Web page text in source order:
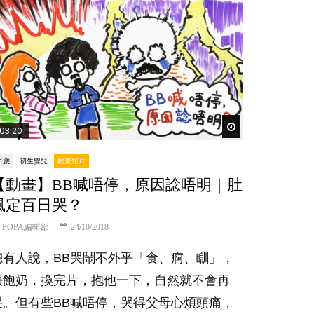
03:20
歲 初生嬰兒 動畫短片
動畫】BB喊唔停，原因諗唔明｜肚
定百日哭？
POPA編輯部 24/10/2018
有人說，BB哭鬧不外乎「食、痾、瞓」，
飽奶，換完片，抱他一下，自然就不會再
。但有些BB喊唔停，哭得父母心煩頭痛，